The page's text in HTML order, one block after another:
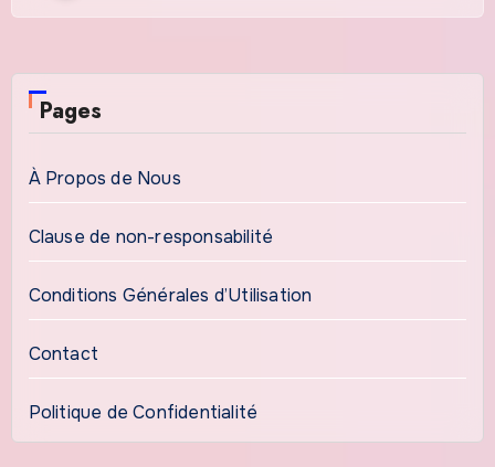
Pages
À Propos de Nous
Clause de non-responsabilité
Conditions Générales d’Utilisation
Contact
Politique de Confidentialité